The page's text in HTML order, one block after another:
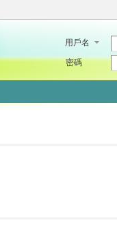
用戶名
密碼